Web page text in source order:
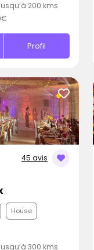
200 kms
Profil
45 avis
House
300 kms